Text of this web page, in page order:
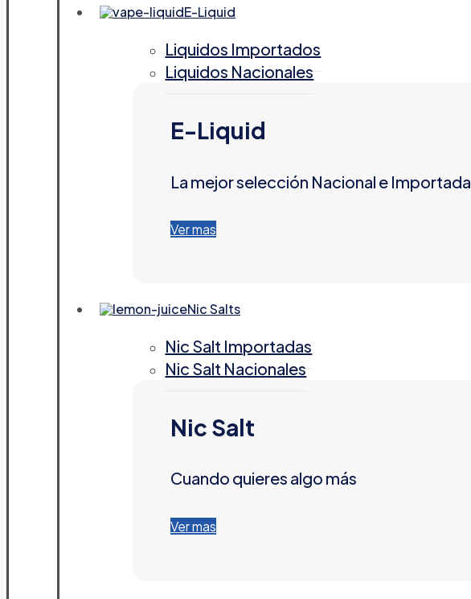
E-Liquid
Liquidos Importados
Liquidos Nacionales
E-Liquid
La mejor selección Nacional e Importada
Ver mas
Nic Salts
Nic Salt Importadas
Nic Salt Nacionales
Nic Salt
Cuando quieres algo más
Ver mas